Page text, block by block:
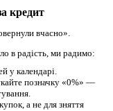
кредит
вчасно».
в радість, ми радимо:
у календарі.
позначку «0%» —
а не для зняття